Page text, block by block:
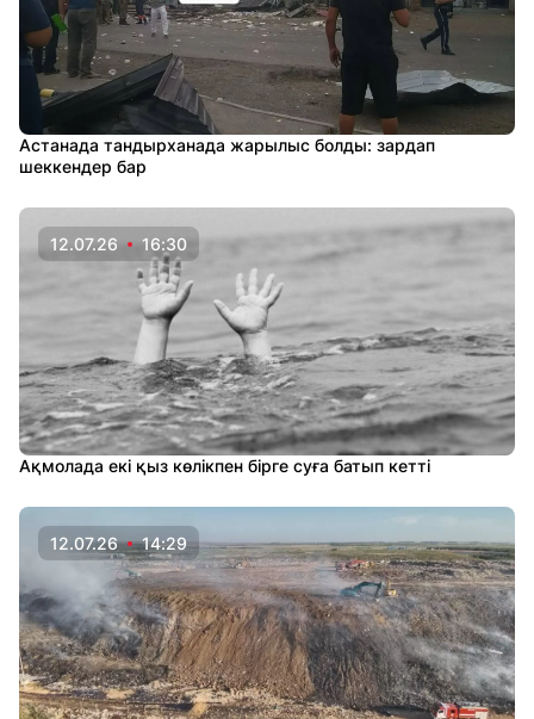
Астанада тандырханада жарылыс болды: зардап
шеккендер бар
12.07.26 16:30
Ақмолада екі қыз көлікпен бірге суға батып кетті
12.07.26 14:29